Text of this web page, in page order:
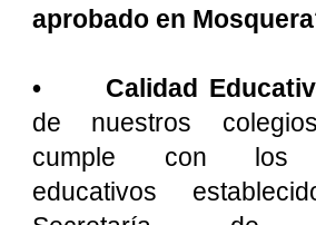
aprobado en
• Calidad
de nuestros
cumple con los
educativos